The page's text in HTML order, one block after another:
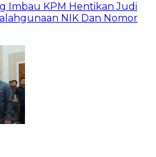
Imbau KPM Hentikan Judi
NIK Dan Nomor